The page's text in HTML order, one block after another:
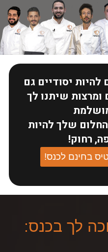
להיות יסודיים גם
ומרצות שיתנו לך
שלך להיות
רחוק!
בחינם לכנס!
לך בכנס: